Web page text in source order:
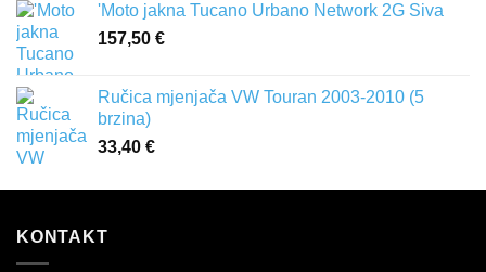
'Moto jakna Tucano Urbano Network 2G Siva
157,50 €
Ručica mjenjača VW Touran 2003-2010 (5
brzina)
33,40 €
KONTAKT